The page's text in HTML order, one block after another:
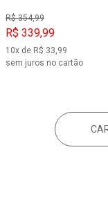
R$ 354,99
R$ 339,99
10x de R$ 33,99
sem juros no cartão